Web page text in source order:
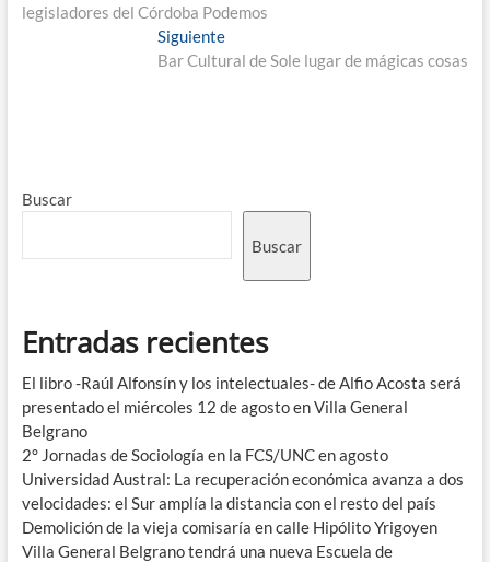
legisladores del Córdoba Podemos
Siguiente
Bar Cultural de Sole lugar de mágicas cosas
Buscar
Buscar
Entradas recientes
El libro -Raúl Alfonsín y los intelectuales- de Alfio Acosta será
presentado el miércoles 12 de agosto en Villa General
Belgrano
2° Jornadas de Sociología en la FCS/UNC en agosto
Universidad Austral: La recuperación económica avanza a dos
velocidades: el Sur amplía la distancia con el resto del país
Demolición de la vieja comisaría en calle Hipólito Yrigoyen
Villa General Belgrano tendrá una nueva Escuela de